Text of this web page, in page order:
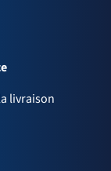
livraison